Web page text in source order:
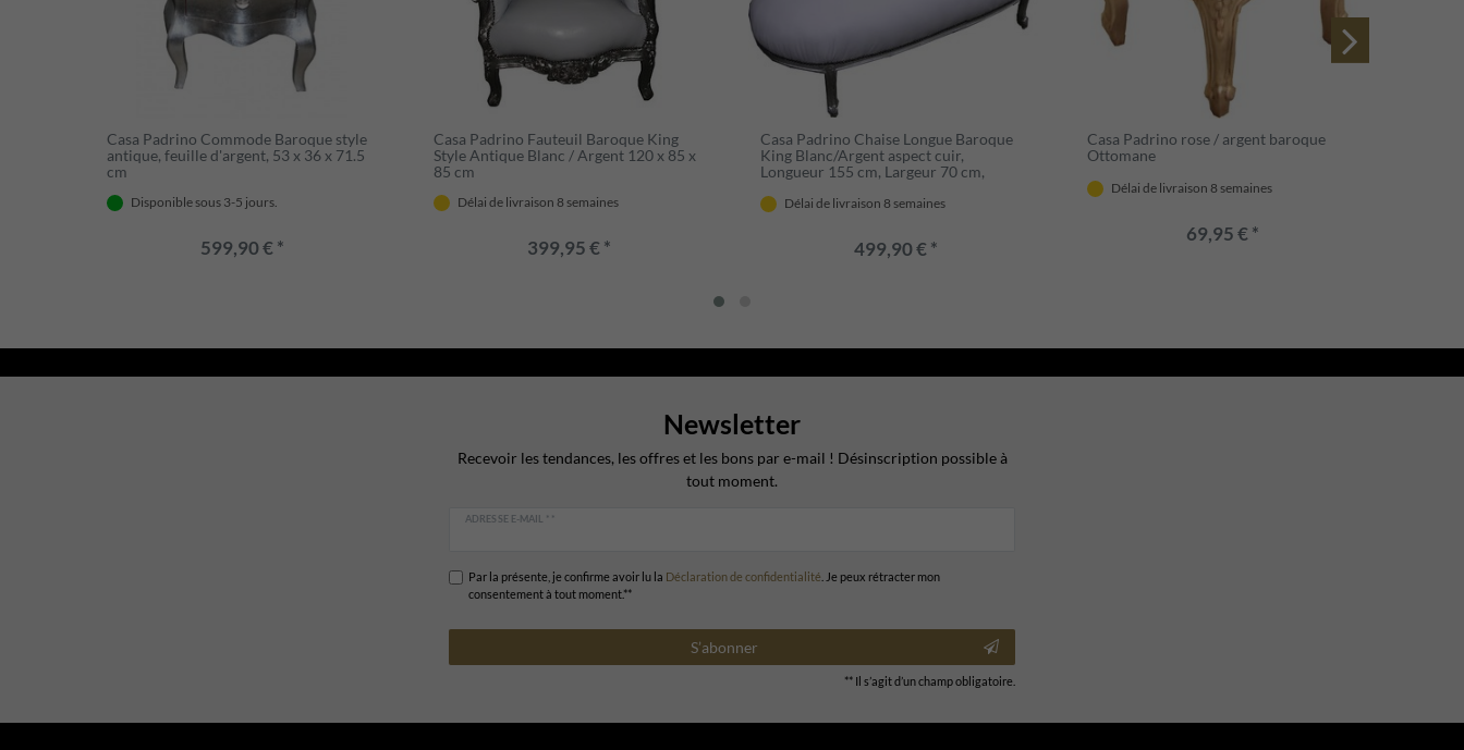
Casa Padrino Commode Baroque style
antique, feuille d'argent, 53 x 36 x 71.5
cm
Disponible sous 3-5 jours.
599,90 € *
Casa Padrino Fauteuil Baroque King
Style Antique Blanc / Argent 120 x 85 x
85 cm
Délai de livraison 8 semaines
399,95 € *
Casa Padrino Chaise Longue Baroque
King Blanc/Argent aspect cuir,
Longueur 155 cm, Largeur 70 cm,
Délai de livraison 8 semaines
499,90 € *
Casa Padrino rose / argent baroque
Ottomane
Délai de livraison 8 semaines
69,95 € *
Newsletter
Recevoir les tendances, les offres et les bons par e-mail ! Désinscription possible à
tout moment.
ADRESSE E-MAIL **
Par la présente, je confirme avoir lu la Déclaration de confidentialité . Je peux rétracter mon
consentement à tout moment.**
S’abonner
** Il s’agit d’un champ obligatoire.